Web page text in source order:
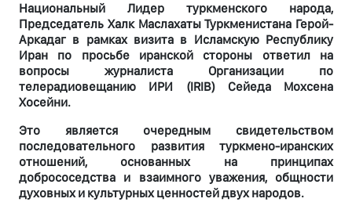
Национальный Лидер туркменского народа,
Председатель Халк Маслахаты Туркменистана Герой-
Аркадаг в рамках визита в Исламскую Республику
Иран по просьбе иранской стороны ответил на
вопросы журналиста Организации по
телерадиовещанию ИРИ (IRIB) Сейеда Мохсена
Хосейни.
Это является очередным свидетельством
последовательного развития туркмено-иранских
отношений, основанных на принципах
добрососедства и взаимного уважения, общности
духовных и культурных ценностей двух народов.